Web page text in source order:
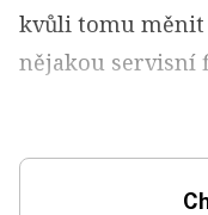
kvůli tomu měnit
nějakou servisní